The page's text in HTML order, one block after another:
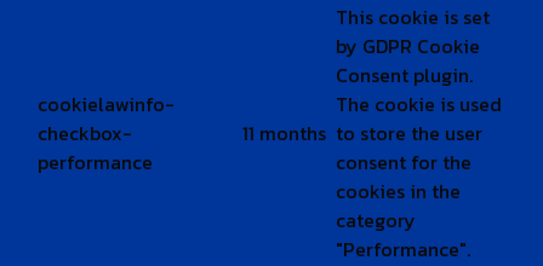
cookielawinfo-
checkbox-
performance
11 months
This cookie is set
by GDPR Cookie
Consent plugin.
The cookie is used
to store the user
consent for the
cookies in the
category
"Performance".